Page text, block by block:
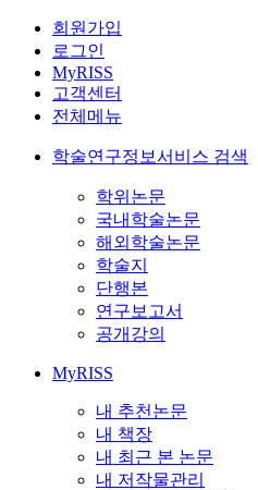
회원가입
로그인
MyRISS
고객센터
전체메뉴
학술연구정보서비스 검색
학위논문
국내학술논문
해외학술논문
학술지
단행본
연구보고서
공개강의
MyRISS
내 추천논문
내 책장
내 최근 본 논문
내 저작물관리